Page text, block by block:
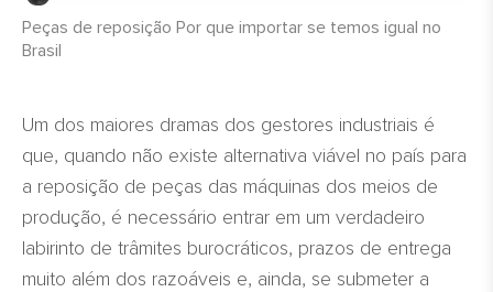
Peças de reposição Por que importar se temos igual no
Brasil
Um dos maiores dramas dos gestores industriais é
que, quando não existe alternativa viável no país para
a reposição de peças das máquinas dos meios de
produção, é necessário entrar em um verdadeiro
labirinto de trâmites burocráticos, prazos de entrega
muito além dos razoáveis e, ainda, se submeter a